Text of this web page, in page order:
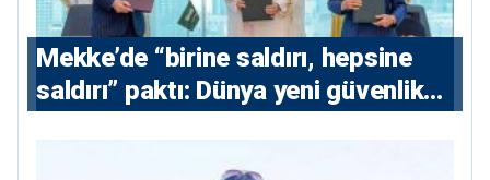
Mekke’de “birine saldırı, hepsine
saldırı” paktı: Dünya yeni güvenlik